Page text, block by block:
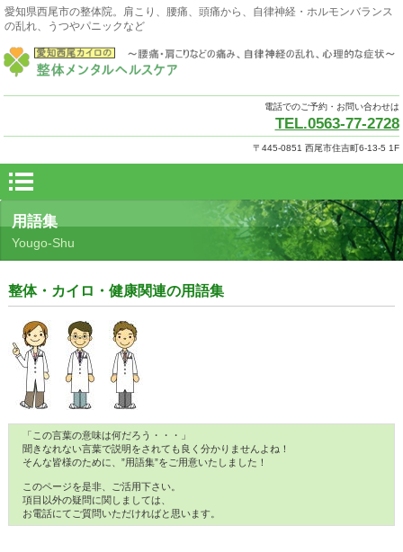
愛知県西尾市の整体院。肩こり、腰痛、頭痛から、自律神経・ホルモンバランス
の乱れ、うつやパニックなど
電話でのご予約・お問い合わせは
TEL.0563-77-2728
〒445-0851 西尾市住吉町6-13-5 1F
用語集
Yougo-Shu
整体・カイロ・健康関連の用語集
「この言葉の意味は何だろう・・・」
聞きなれない言葉で説明をされても良く分かりませんよね！
そんな皆様のために、”用語集”をご用意いたしました！
このページを是非、ご活用下さい。
項目以外の疑問に関しましては、
お電話にてご質問いただければと思います。